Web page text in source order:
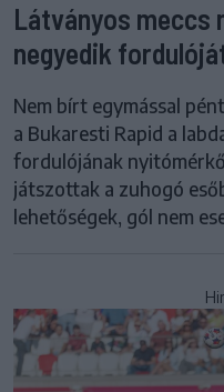
Látványos meccs
negyedik
Nem bírt egymással
a Bukaresti Rapid a
fordulójának
játszottak a zuhogó
lehetőségek, gól nem